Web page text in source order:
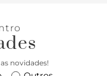
novidades!